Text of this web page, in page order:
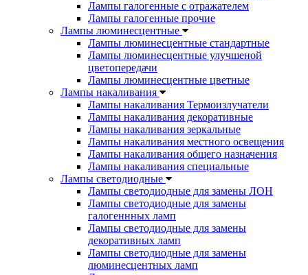
Лампы галогенные с отражателем
Лампы галогенные прочие
Лампы люминесцентные
Лампы люминесцентные стандартные
Лампы люминесцентные улучшеной
цветопередачи
Лампы люминесцентные цветные
Лампы накаливания
Лампы накаливания Термоизлучатели
Лампы накаливания декоративные
Лампы накаливания зеркальные
Лампы накаливания местного освещения
Лампы накаливания общего назначения
Лампы накаливания специальные
Лампы светодиодные
Лампы светодиодные для замены ЛОН
Лампы светодиодные для замены
галогеннных ламп
Лампы светодиодные для замены
декоративных ламп
Лампы светодиодные для замены
люминесцентных ламп